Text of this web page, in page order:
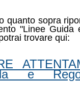
quanto sopra
"Linee Guida
trovare qui:
e